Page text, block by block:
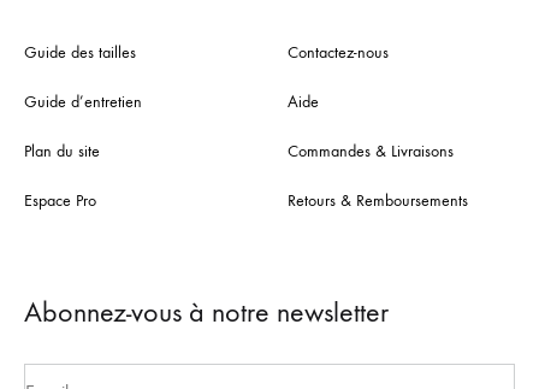
Guide des tailles
Guide d’entretien
Plan du site
Espace Pro
Contactez-nous
Aide
Commandes & Livraisons
Retours & Remboursements
Abonnez-vous à notre newsletter